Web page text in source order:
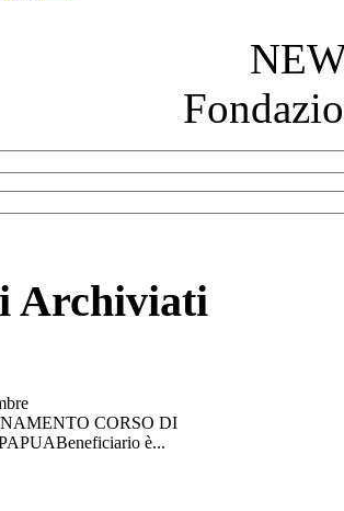
Archiviati
CORSO DI
è...